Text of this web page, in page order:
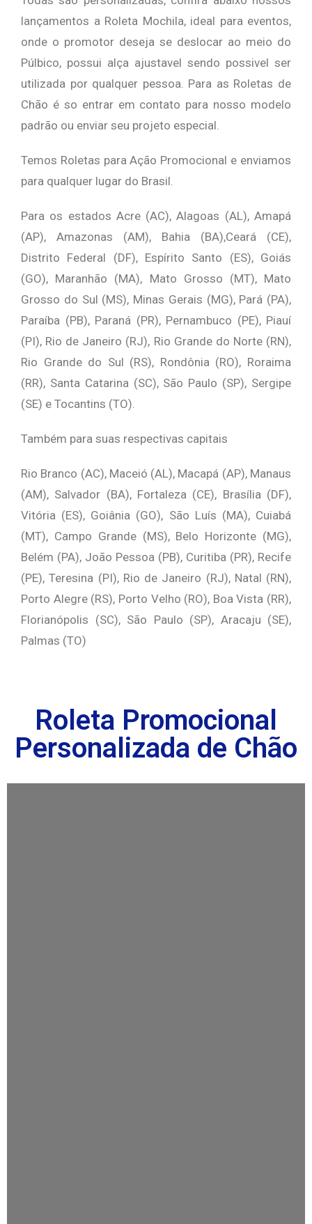
lançamentos a Roleta Mochila, ideal para eventos,
onde o promotor deseja se deslocar ao meio do
Púlbico, possui alça ajustavel sendo possivel ser
utilizada por qualquer pessoa. Para as Roletas de
Chão é so entrar em contato para nosso modelo
padrão ou enviar seu projeto especial.
Temos Roletas para Ação Promocional e enviamos
para qualquer lugar do Brasil.
Para os estados Acre (AC), Alagoas (AL), Amapá
(AP), Amazonas (AM), Bahia (BA),Ceará (CE),
Distrito Federal (DF), Espírito Santo (ES), Goiás
(GO), Maranhão (MA), Mato Grosso (MT), Mato
Grosso do Sul (MS), Minas Gerais (MG), Pará (PA),
Paraíba (PB), Paraná (PR), Pernambuco (PE), Piauí
(PI), Rio de Janeiro (RJ), Rio Grande do Norte (RN),
Rio Grande do Sul (RS), Rondônia (RO), Roraima
(RR), Santa Catarina (SC), São Paulo (SP), Sergipe
(SE) e Tocantins (TO).
Também para suas respectivas capitais
Rio Branco (AC), Maceió (AL), Macapá (AP), Manaus
(AM), Salvador (BA), Fortaleza (CE), Brasília (DF),
Vitória (ES), Goiânia (GO), São Luís (MA), Cuiabá
(MT), Campo Grande (MS), Belo Horizonte (MG),
Belém (PA), João Pessoa (PB), Curitiba (PR), Recife
(PE), Teresina (PI), Rio de Janeiro (RJ), Natal (RN),
Porto Alegre (RS), Porto Velho (RO), Boa Vista (RR),
Florianópolis (SC), São Paulo (SP), Aracaju (SE),
Palmas (TO)
Roleta Promocional
Personalizada de Chão